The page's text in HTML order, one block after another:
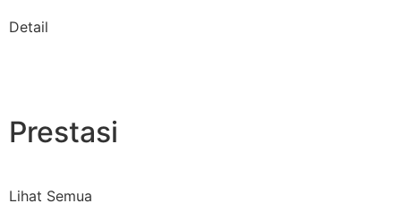
Detail
Prestasi
Lihat Semua